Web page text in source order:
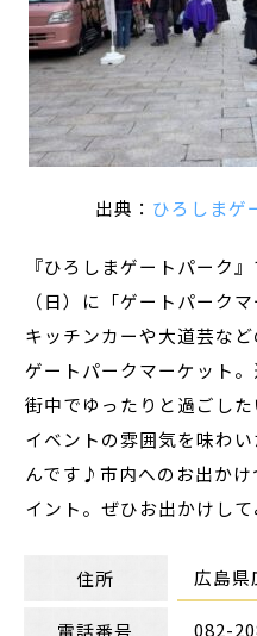
出典： ひろしまゲ
『ひろしまゲートパーク
（日）に「ゲートパーク
キッチンカーや大道芸な
ゲートパークマーケット。
街中でゆったりと過ごし
イベントの雰囲気を味わ
んです♪市内へのお出か
イント。ぜひお出かけして
住所 広島県
電話番号 082-